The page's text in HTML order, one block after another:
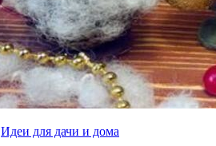
Идеи для дачи и дома